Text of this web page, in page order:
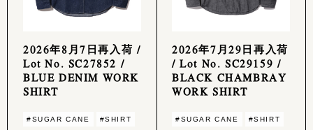
2026年8月7日再入荷 /
Lot No. SC27852 /
BLUE DENIM WORK
SHIRT
#SUGAR CANE #SHIRT
2026年7月29日再入荷
/ Lot No. SC29159 /
BLACK CHAMBRAY
WORK SHIRT
#SUGAR CANE #SHIRT